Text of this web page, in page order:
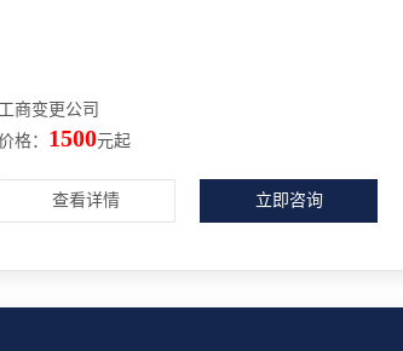
工商变更公司
格： 1500元起
查看详情 立即咨询